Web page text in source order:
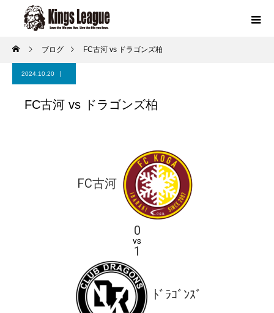
ブログ FC古河 vs ドラゴンズ柏
2024.10.20
FC古河 vs ドラゴンズ柏
FC古河
0
vs
1
ﾄﾞﾗｺﾞﾝｽﾞ